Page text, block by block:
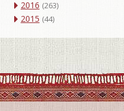
2016 (263)
2015 (44)